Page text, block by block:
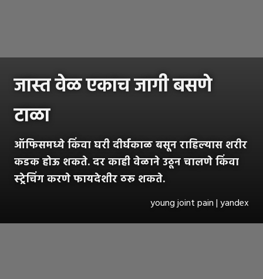
जास्त वेळ एकाच जागी बसणे
टाळा
ऑफिसमध्ये किंवा घरी दीर्घकाळ बसून राहिल्यास शरीर
कडक होऊ शकते. दर काही वेळाने उठून चालणे किंवा
स्ट्रेचिंग करणे फायदेशीर ठरू शकते.
young joint pain | yandex